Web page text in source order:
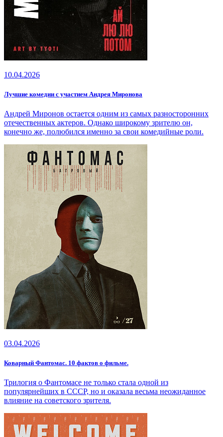
10.04.2026
Лучшие комедии с участием Андрея Миронова
Андрей Миронов остается одним из самых разносторонних
отечественных актеров. Однако широкому зрителю он,
конечно же, полюбился именно за свои комедийные роли.
03.04.2026
Коварный Фантомас. 10 фактов о фильме.
Трилогия о Фантомасе не только стала одной из
популярнейших в СССР, но и оказала весьма неожиданное
влияние на советского зрителя.